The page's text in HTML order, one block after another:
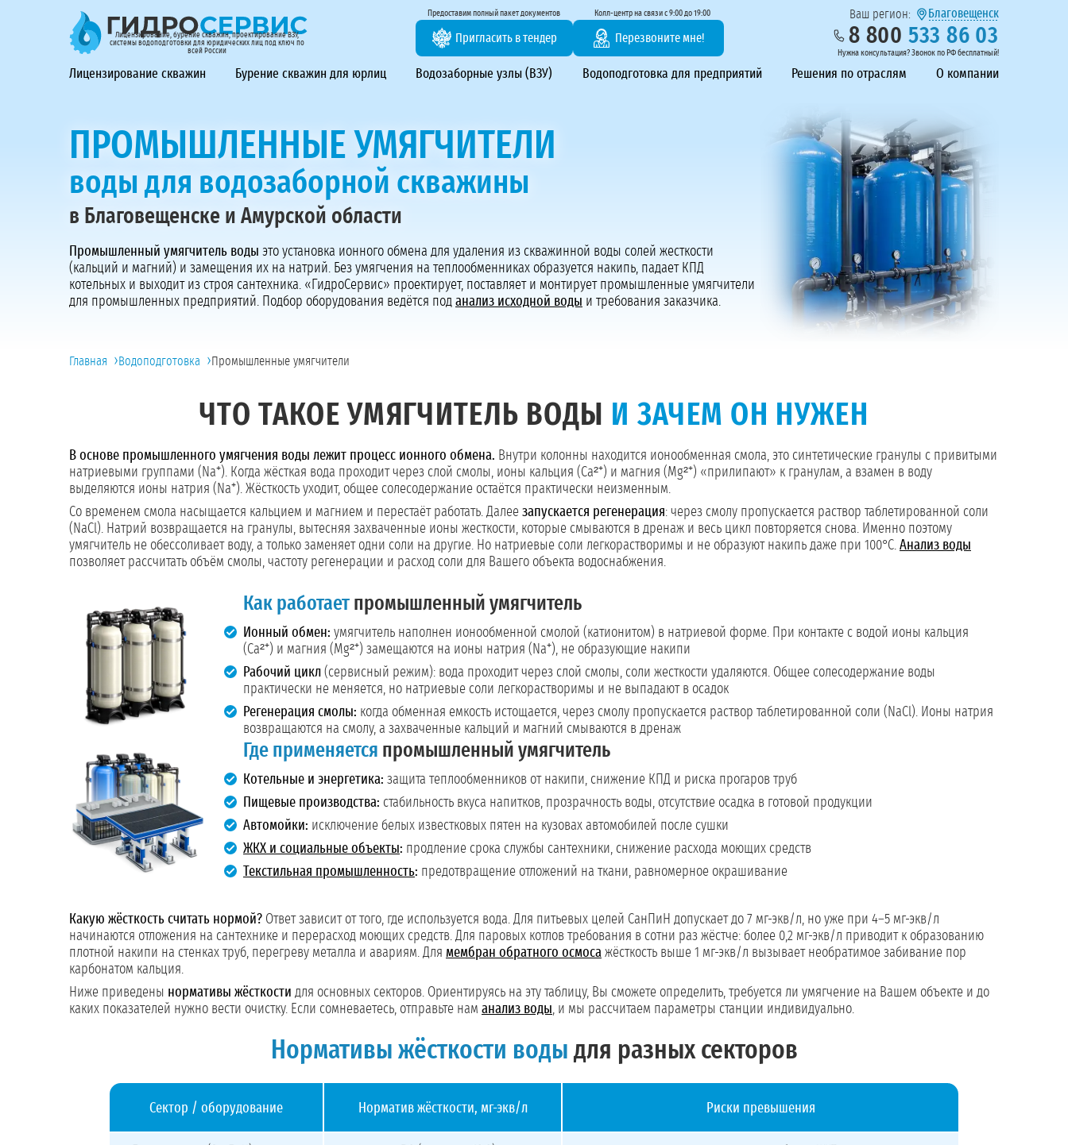
Лицензирование, бурение скважин, проектирование ВЗУ,
системы водоподготовки для юридических лиц под ключ по
всей России
Предоставим полный пакет документов
Пригласить в тендер
Колл-центр на связи с 9:00 до 19:00
Перезвоните мне!
Ваш регион: Благовещенск
8 800 533 86 03
Нужна консультация? Звонок по РФ бесплатный!
ГидроСервис - лицензирование, бурение скважин, проектирование ВЗУ, системы водоподготовки
Лицензирование скважин Бурение скважин для юрлиц Водозаборные узлы (ВЗУ) Водоподготовка для предприятий Решения по отраслям О компании
ПРОМЫШЛЕННЫЕ УМЯГЧИТЕЛИ
воды для водозаборной скважины
в Благовещенске и Амурской области
Промышленный умягчитель воды это установка ионного обмена для удаления из скважинной воды солей жесткости
(кальций и магний) и замещения их на натрий. Без умягчения на теплообменниках образуется накипь, падает КПД
котельных и выходит из строя сантехника. «ГидроСервис» проектирует, поставляет и монтирует промышленные умягчители
для промышленных предприятий. Подбор оборудования ведётся под анализ исходной воды и требования заказчика.
Пригласить в тендер
Колл-центр на связи с 9:00 до 19:00
Перезвоните нам
Главная ›Водоподготовка ›Промышленные умягчители
ЧТО ТАКОЕ УМЯГЧИТЕЛЬ ВОДЫ И ЗАЧЕМ ОН НУЖЕН
В основе промышленного умягчения воды лежит процесс ионного обмена. Внутри колонны находится ионообменная смола, это синтетические гранулы с привитыми
натриевыми группами (Na⁺). Когда жёсткая вода проходит через слой смолы, ионы кальция (Ca²⁺) и магния (Mg²⁺) «прилипают» к гранулам, а взамен в воду
выделяются ионы натрия (Na⁺). Жёсткость уходит, общее солесодержание остаётся практически неизменным.
Со временем смола насыщается кальцием и магнием и перестаёт работать. Далее запускается регенерация: через смолу пропускается раствор таблетированной соли
(NaCl). Натрий возвращается на гранулы, вытесняя захваченные ионы жесткости, которые смываются в дренаж и весь цикл повторяется снова. Именно поэтому
умягчитель не обессоливает воду, а только заменяет одни соли на другие. Но натриевые соли легкорастворимы и не образуют накипь даже при 100°C. Анализ воды
позволяет рассчитать объём смолы, частоту регенерации и расход соли для Вашего объекта водоснабжения.
Как работает промышленный умягчитель
Ионный обмен: умягчитель наполнен ионообменной смолой (катионитом) в натриевой форме. При контакте с водой ионы кальция
(Ca²⁺) и магния (Mg²⁺) замещаются на ионы натрия (Na⁺), не образующие накипи
Рабочий цикл (сервисный режим): вода проходит через слой смолы, соли жесткости удаляются. Общее солесодержание воды
практически не меняется, но натриевые соли легкорастворимы и не выпадают в осадок
Регенерация смолы: когда обменная емкость истощается, через смолу пропускается раствор таблетированной соли (NaCl). Ионы натрия
возвращаются на смолу, а захваченные кальций и магний смываются в дренаж
Где применяется промышленный умягчитель
Котельные и энергетика: защита теплообменников от накипи, снижение КПД и риска прогаров труб
Пищевые производства: стабильность вкуса напитков, прозрачность воды, отсутствие осадка в готовой продукции
Автомойки: исключение белых известковых пятен на кузовах автомобилей после сушки
ЖКХ и социальные объекты: продление срока службы сантехники, снижение расхода моющих средств
Текстильная промышленность: предотвращение отложений на ткани, равномерное окрашивание
Какую жёсткость считать нормой? Ответ зависит от того, где используется вода. Для питьевых целей СанПиН допускает до 7 мг-экв/л, но уже при 4–5 мг-экв/л
начинаются отложения на сантехнике и перерасход моющих средств. Для паровых котлов требования в сотни раз жёстче: более 0,2 мг-экв/л приводит к образованию
плотной накипи на стенках труб, перегреву металла и авариям. Для мембран обратного осмоса жёсткость выше 1 мг-экв/л вызывает необратимое забивание пор
карбонатом кальция.
Ниже приведены нормативы жёсткости для основных секторов. Ориентируясь на эту таблицу, Вы сможете определить, требуется ли умягчение на Вашем объекте и до
каких показателей нужно вести очистку. Если сомневаетесь, отправьте нам анализ воды, и мы рассчитаем параметры станции индивидуально.
Нормативы жёсткости воды для разных секторов
Сектор / оборудование Норматив жёсткости, мг-экв/л Риски превышения